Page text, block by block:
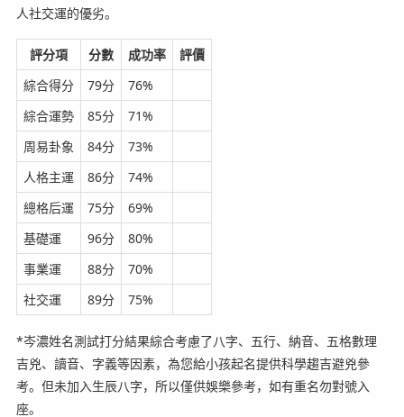
人社交運的優劣。
評分項 分數 成功率
評價
綜合得分
79分
76%
綜合運勢
85分
71%
周易卦象
84分
73%
人格主運
86分
74%
總格后運
75分
69%
基礎運
96分
80%
事業運
88分
70%
社交運
89分 75%
*岑濃姓名測試打分結果綜合考慮了八字、五行、納音、五格數理
吉兇、讀音、字義等因素，為您給小孩起名提供科學趨吉避兇參
考。但未加入生辰八字，所以僅供娛樂參考，如有重名勿對號入
座。